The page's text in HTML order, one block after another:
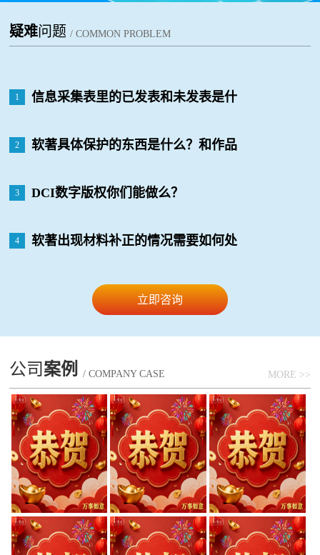
疑难问题 / COMMON PROBLEM
1
信息采集表里的已发表和未发表是什
2
软著具体保护的东西是什么？和作品
3 DCI数字版权你们能做么？
4
软著出现材料补正的情况需要如何处
立即咨询
公司案例 / COMPANY CASE MORE >>